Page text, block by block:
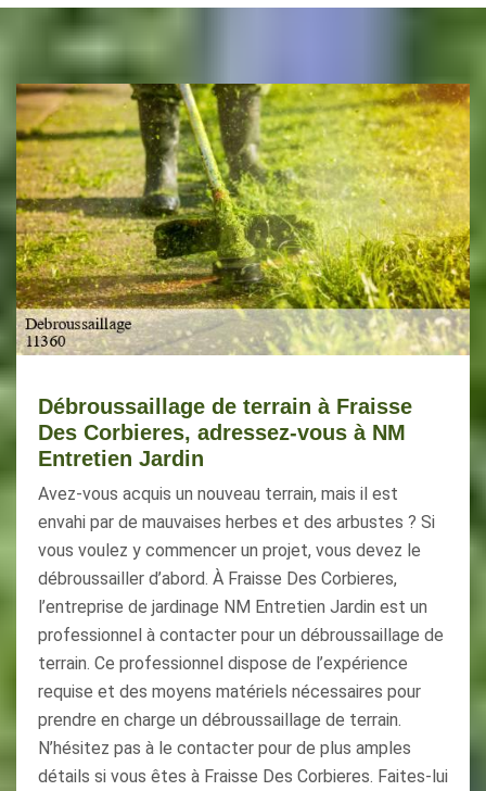
Débroussaillage de terrain à Fraisse
Des Corbieres, adressez-vous à NM
Entretien Jardin
Avez-vous acquis un nouveau terrain, mais il est
envahi par de mauvaises herbes et des arbustes ? Si
vous voulez y commencer un projet, vous devez le
débroussailler d’abord. À Fraisse Des Corbieres,
l’entreprise de jardinage NM Entretien Jardin est un
professionnel à contacter pour un débroussaillage de
terrain. Ce professionnel dispose de l’expérience
requise et des moyens matériels nécessaires pour
prendre en charge un débroussaillage de terrain.
N’hésitez pas à le contacter pour de plus amples
détails si vous êtes à Fraisse Des Corbieres. Faites-lui